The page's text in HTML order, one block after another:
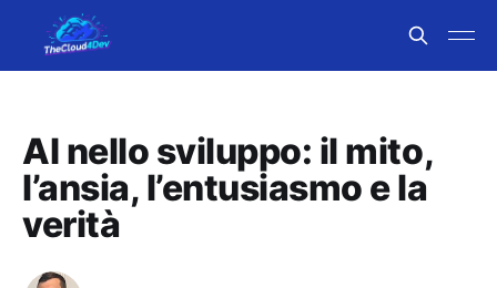
AI nello sviluppo: il mito,
l’ansia, l’entusiasmo e la
verità